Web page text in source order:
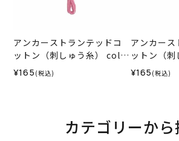
アンカーストランテッドコ
ットン（刺しゅう糸） col.6
6
¥165 (税込)
アンカース
ットン（
187
¥165 (税込)
カテゴリーから